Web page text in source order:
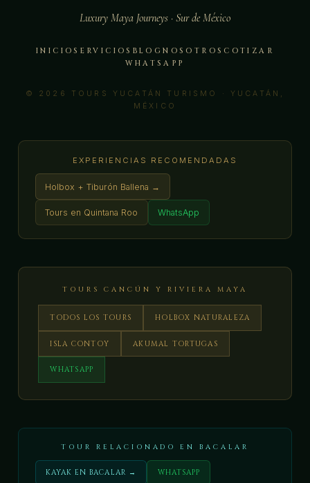
Luxury Maya Journeys · Sur de México
INICIOSERVICIOS BLOGNOSOTROS COTIZAR
WHATSAPP
© 2026 TOURS YUCATÁN TURISMO · YUCATÁN,
MÉXICO
EXPERIENCIAS RECOMENDADAS
Holbox + Tiburón Ballena →
Tours en Quintana Roo WhatsApp
TOURS CANCÚN Y RIVIERA MAYA
TODOS LOS TOURS HOLBOX NATURALEZA
ISLA CONTOY AKUMAL TORTUGAS
WHATSAPP
TOUR RELACIONADO EN BACALAR
KAYAK EN BACALAR → WHATSAPP